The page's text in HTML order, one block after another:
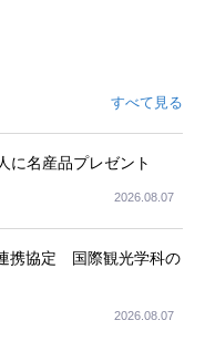
すべて見る
に名産品プレゼント
2026.08.07
携協定 国際観光学科の
2026.08.07